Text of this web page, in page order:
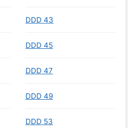
DDD 43
DDD 45
DDD 47
DDD 49
DDD 53